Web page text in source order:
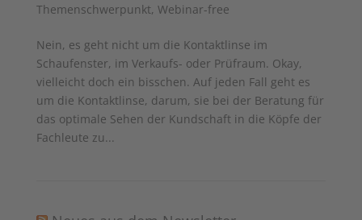
Themenschwerpunkt, Webinar-free
Nein, es geht nicht um die Kontaktlinse im
Schaufenster, im Verkaufs- oder Prüfraum. Okay,
vielleicht doch ein bisschen. Auf jeden Fall geht es
um die Kontaktlinse, darum, sie bei der Beratung für
das optimale Sehen der Kundschaft in die Köpfe der
Fachleute zu...